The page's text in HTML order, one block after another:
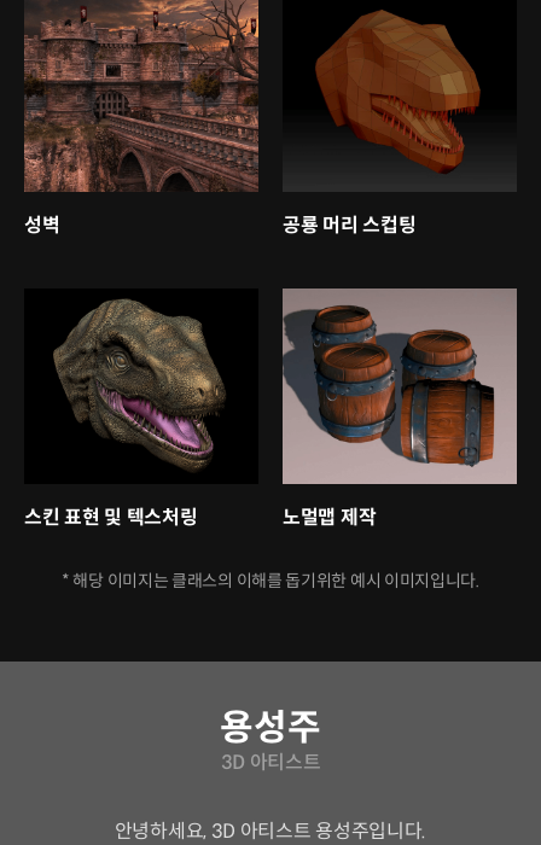
성벽 공룡 머리 스컵팅
스킨 표현 및 텍스처링 노멀맵 제작
* 해당 이미지는 클래스의 이해를 돕기위한 예시 이미지입니다.
용성주
3D 아티스트
안녕하세요, 3D 아티스트 용성주입니다.